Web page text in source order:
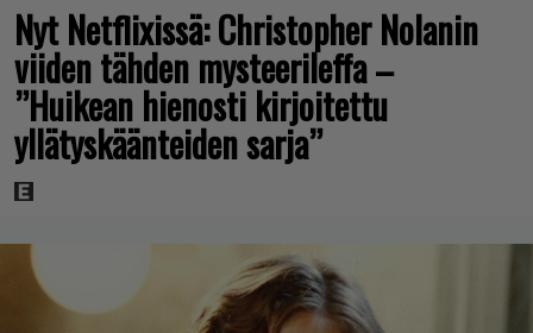
Nyt Netflixissä: Christopher Nolanin
viiden tähden mysteerileffa –
”Huikean hienosti kirjoitettu
yllätyskäänteiden sarja”